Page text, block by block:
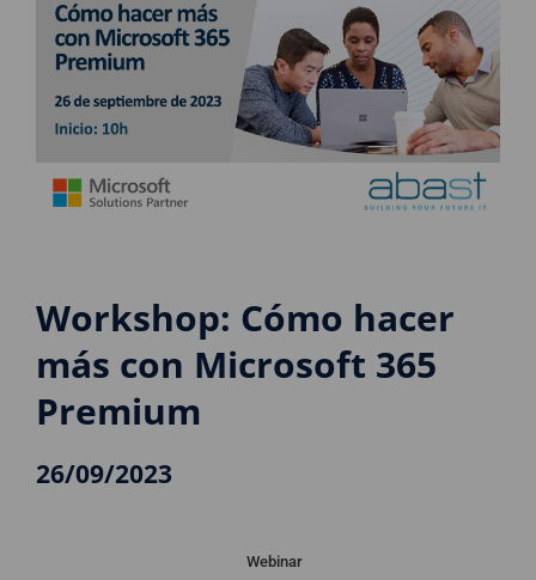
Workshop: Cómo hacer
más con Microsoft 365
Premium
26/09/2023
Webinar